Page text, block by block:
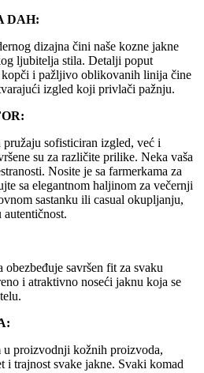
DAH:
dizajna čini naše kozne jakne
ljubitelja stila. Detalji poput
kopči i pažljivo oblikovanih linija čine
izgled koji privlači pažnju.
sofisticiran izgled, već i
su za različite prilike. Neka vaša
Nosite je sa farmerkama za
sa elegantnom haljinom za večernji
sastanku ili casual okupljanju,
autentičnost.
savršen fit za svaku
i atraktivno noseći jaknu koja se
u proizvodnji kožnih proizvoda,
i trajnost svake jakne. Svaki komad